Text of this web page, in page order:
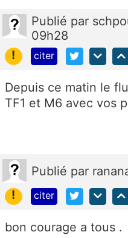
Publié par
09h28
!
citer
Depuis ce matin le
TF1 et M6 avec vos
Publié par
!
citer
bon courage a tous .